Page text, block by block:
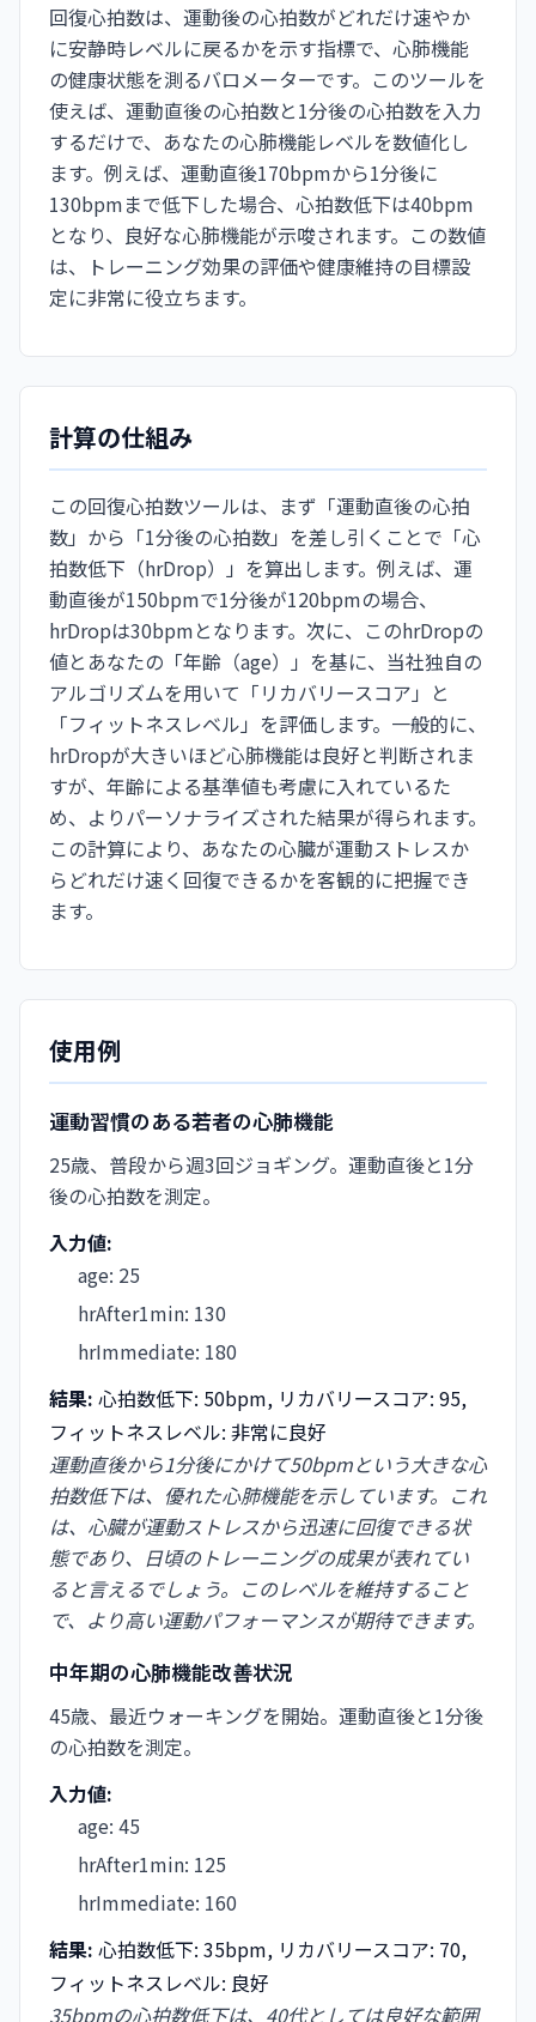
回復心拍数は、運動後の心拍数がどれだけ速やか
に安静時レベルに戻るかを示す指標で、心肺機能
の健康状態を測るバロメーターです。このツールを
使えば、運動直後の心拍数と1分後の心拍数を入力
するだけで、あなたの心肺機能レベルを数値化し
ます。例えば、運動直後170bpmから1分後に
130bpmまで低下した場合、心拍数低下は40bpm
となり、良好な心肺機能が示唆されます。この数値
は、トレーニング効果の評価や健康維持の目標設
定に非常に役立ちます。
計算の仕組み
この回復心拍数ツールは、まず「運動直後の心拍
数」から「1分後の心拍数」を差し引くことで「心
拍数低下（hrDrop）」を算出します。例えば、運
動直後が150bpmで1分後が120bpmの場合、
hrDropは30bpmとなります。次に、このhrDropの
値とあなたの「年齢（age）」を基に、当社独自の
アルゴリズムを用いて「リカバリースコア」と
「フィットネスレベル」を評価します。一般的に、
hrDropが大きいほど心肺機能は良好と判断されま
すが、年齢による基準値も考慮に入れているた
め、よりパーソナライズされた結果が得られます。
この計算により、あなたの心臓が運動ストレスか
らどれだけ速く回復できるかを客観的に把握でき
ます。
使用例
運動習慣のある若者の心肺機能
25歳、普段から週3回ジョギング。運動直後と1分
後の心拍数を測定。
入力値:
age: 25
hrAfter1min: 130
hrImmediate: 180
結果: 心拍数低下: 50bpm, リカバリースコア: 95,
フィットネスレベル: 非常に良好
運動直後から1分後にかけて50bpmという大きな心
拍数低下は、優れた心肺機能を示しています。これ
は、心臓が運動ストレスから迅速に回復できる状
態であり、日頃のトレーニングの成果が表れてい
ると言えるでしょう。このレベルを維持すること
で、より高い運動パフォーマンスが期待できます。
中年期の心肺機能改善状況
45歳、最近ウォーキングを開始。運動直後と1分後
の心拍数を測定。
入力値:
age: 45
hrAfter1min: 125
hrImmediate: 160
結果: 心拍数低下: 35bpm, リカバリースコア: 70,
フィットネスレベル: 良好
35bpmの心拍数低下は、40代としては良好な範囲